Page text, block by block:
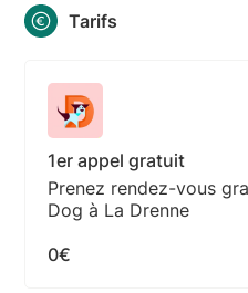
Tarifs
1er appel gratuit
Prenez rendez-vous
Dog à La Drenne
0€